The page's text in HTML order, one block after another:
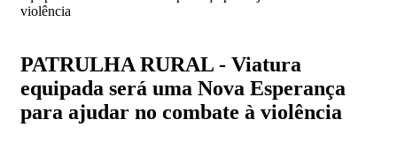
PATRULHA RURAL - Viatura
equipada será uma Nova Esperança
para ajudar no combate à violência